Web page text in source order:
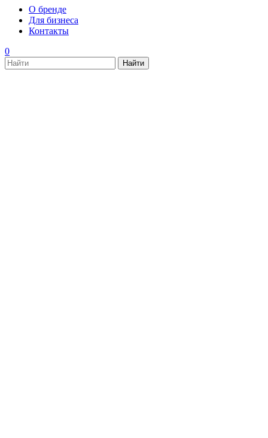
О бренде
Для бизнеса
Контакты
0